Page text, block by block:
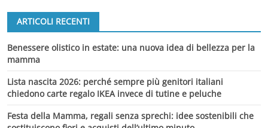
ARTICOLI RECENTI
Benessere olistico in estate: una nuova idea di bellezza per la
mamma
Lista nascita 2026: perché sempre più genitori italiani
chiedono carte regalo IKEA invece di tutine e peluche
Festa della Mamma, regali senza sprechi: idee sostenibili che